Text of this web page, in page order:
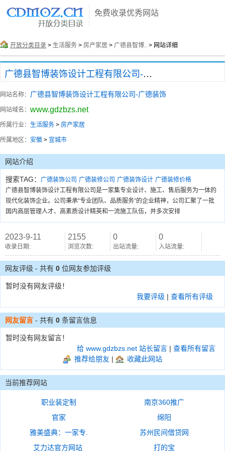
免费收录优秀网站
开放分类目录 > 生活服务 > 房产家居 > 广德县智博.. > 网站详细
广德县智博装饰设计工程有限公司-广德装饰
网站名称： 广德县智博装饰设计工程有限公司-广德装饰
网站域名： www.gdzbzs.net
所属行业： 生活服务 > 房产家居
所属地区： 安徽 > 宣城市
网站介绍
搜索TAG： 广德装饰公司 广德装修公司 广德装饰设计 广德装修价格
广德县智博装饰设计工程有限公司是一家集专业设计、施工、售后服务为一体的
现代化装饰企业。公司秉承“专业团队、品质服务”的企业精神，公司汇聚了一批
国内高层管理人才、高素质设计精英和一流施工队伍，并多次安排
2023-9-11
收录日期:
2155
浏览次数:
0
出站流量:
0
入站流量:
网友评级 - 共有 0 位网友参加评级
暂时没有网友评级！
我要评级 | 查看所有评级
网友留言 - 共有 0 条留言信息
暂时没有网友留言！
给 www.gdzbzs.net 站长留言 | 查看所有留言
推荐给朋友 | 收藏此网站
当前推荐网站
职业装定制
南京360推广
官家
绵阳
雅美盛典：一家专.
苏州民间借贷网
艾力达官方网站
打的宝